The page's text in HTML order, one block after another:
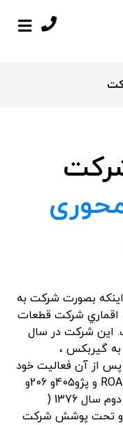
بصورت‌ شركت‌ به‌
اقماري ‌شركت‌ قطعات‌
اين شركت در سال‌
به‌ گيربكس ‌،
پس‌ از آن‌ فعاليت‌ خود
را در جهت‌ توليد قطعات‌ مربوط به‌ پژو ROA و پژو405و 206و
پرايد ، توسعه‌ داد. اين شركت‌ از نيمه‌ دوم‌ سال‌ 1376 (
و تحت ‌پوشش‌ شركت‌